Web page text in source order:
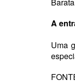
A
Uma